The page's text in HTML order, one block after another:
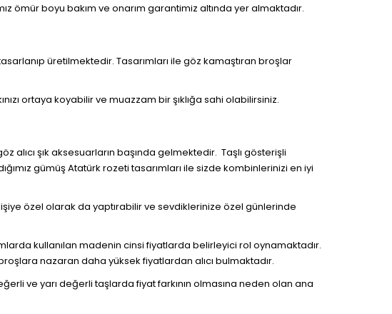
ömür boyu bakım ve onarım garantimiz altında yer almaktadır.
üretilmektedir. Tasarımları ile göz kamaştıran broşlar
ortaya koyabilir ve muazzam bir şıklığa sahi olabilirsiniz.
şık aksesuarların başında gelmektedir. Taşlı gösterişli
gümüş Atatürk rozeti tasarımları ile sizde kombinlerinizi en iyi
özel olarak da yaptırabilir ve sevdiklerinize özel günlerinde
kullanılan madenin cinsi fiyatlarda belirleyici rol oynamaktadır.
nazaran daha yüksek fiyatlardan alıcı bulmaktadır.
ve yarı değerli taşlarda fiyat farkının olmasına neden olan ana